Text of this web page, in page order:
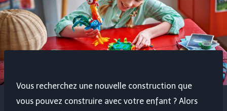
Vous recherchez une nouvelle construction que
vous pouvez construire avec votre enfant ? Alors